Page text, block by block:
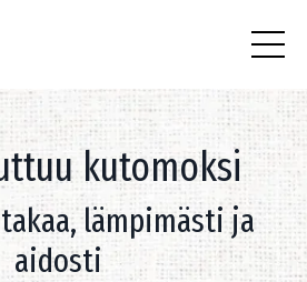
kutomoksi
lämpimästi ja
aidosti